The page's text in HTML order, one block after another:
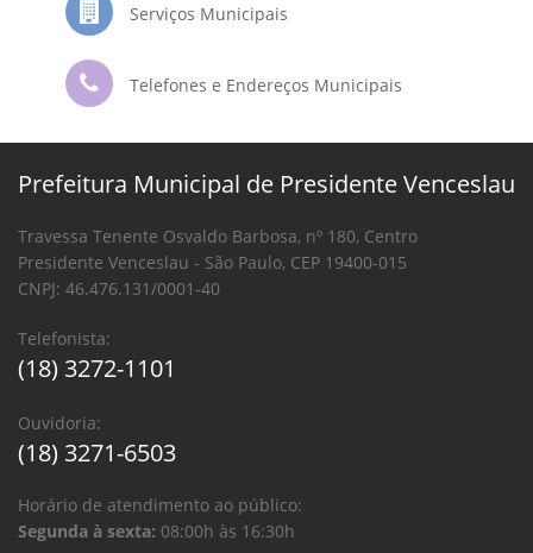
Serviços Municipais
Telefones e Endereços Municipais
Prefeitura Municipal de Presidente Venceslau
Travessa Tenente Osvaldo Barbosa, nº 180, Centro
Presidente Venceslau - São Paulo, CEP 19400-015
CNPJ: 46.476.131/0001-40
Telefonista:
(18) 3272-1101
Ouvidoria:
(18) 3271-6503
Horário de atendimento ao público:
Segunda à sexta: 08:00h às 16:30h